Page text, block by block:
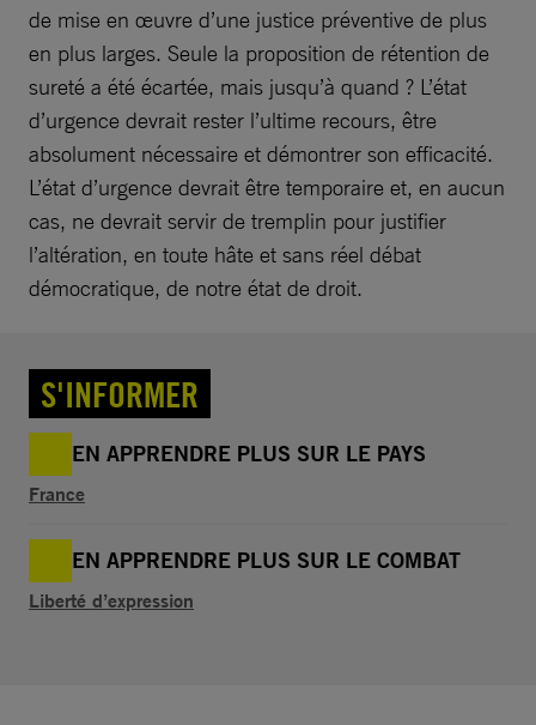
de mise en œuvre d’une justice préventive de plus
en plus larges. Seule la proposition de rétention de
sureté a été écartée, mais jusqu’à quand ? L’état
d’urgence devrait rester l’ultime recours, être
absolument nécessaire et démontrer son efficacité.
L’état d’urgence devrait être temporaire et, en aucun
cas, ne devrait servir de tremplin pour justifier
l’altération, en toute hâte et sans réel débat
démocratique, de notre état de droit.
S'INFORMER
EN APPRENDRE PLUS SUR LE PAYS
France
EN APPRENDRE PLUS SUR LE COMBAT
Liberté d’expression